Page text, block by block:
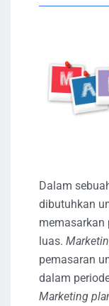
Dalam
dibutuhkan
memasarkan
luas.
pemasaran
dalam
Marketing